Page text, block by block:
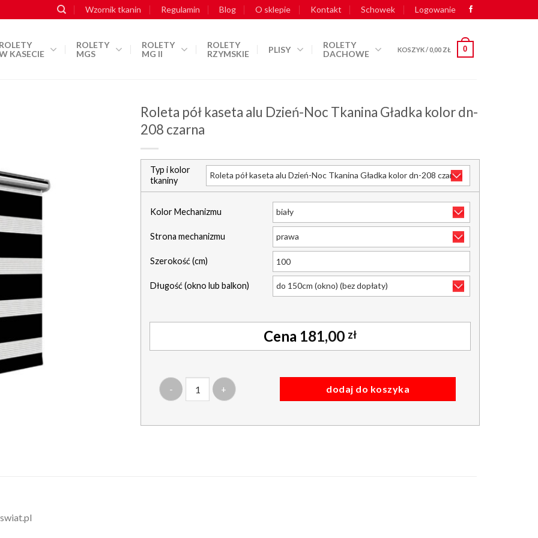
Wzornik tkanin Regulamin Blog O sklepie Kontakt Schowek Logowanie
ROLETY
KASECIE
ROLETY
MGS
ROLETY
MG II
ROLETY
RZYMSKIE
PLISY
ROLETY
DACHOWE
KOSZYK /0,00 ZŁ 0
Roleta pół kaseta alu Dzień-Noc Tkanina Gładka kolor dn-
208 czarna
Typ i kolor
tkaniny
Kolor Mechanizmu
Strona mechanizmu
Szerokość (cm)
Długość (okno lub balkon)
ilość roleta pół kaseta alu dzień-noc tkanina gładka kolor dn-208 czarna
dodaj do koszyka
181,00 zł